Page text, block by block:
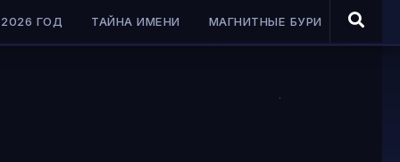
ГОД ТАЙНА ИМЕНИ МАГНИТНЫЕ БУРИ